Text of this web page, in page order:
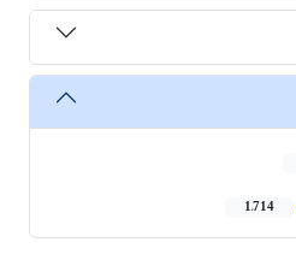
1,714